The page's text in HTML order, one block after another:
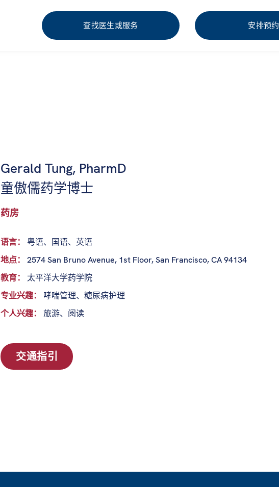
查找医生或服务 安排预约
Gerald Tung, PharmD
童傲儒药学博士
药房
语言： 粤语、国语、英语
地点：
2574 San Bruno Avenue, 1st Floor, San Francisco, CA 94134
教育：
太平洋大学药学院
专业兴趣：
哮喘管理、糖尿病护理
个人兴趣：
旅游、阅读
交通指引